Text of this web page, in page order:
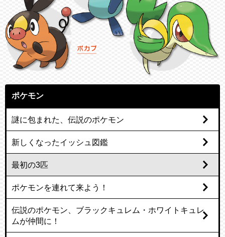
ポケモン
謎に包まれた、伝説のポケモン
新しくなったイッシュ図鑑
最初の3匹
ポケモンを連れて来よう！
伝説のポケモン、ブラックキュレム・ホワイトキュレ
ムが仲間に！